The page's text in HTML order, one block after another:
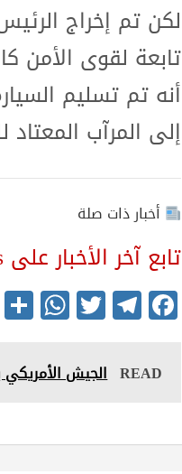
لكن تم إخراج
تابعة لقوى الأمن
أنه تم تسليم
إلى المرآب
أخبار ذات صلة
تابع آخر الأخبار على Baznews
Fa
ce
bo
ok
Te
le
gr
a
T
wi
tte
r
W
ha
ts
A
S
ha
READ الجيش الأمريكي يعلن إصابة 7 من